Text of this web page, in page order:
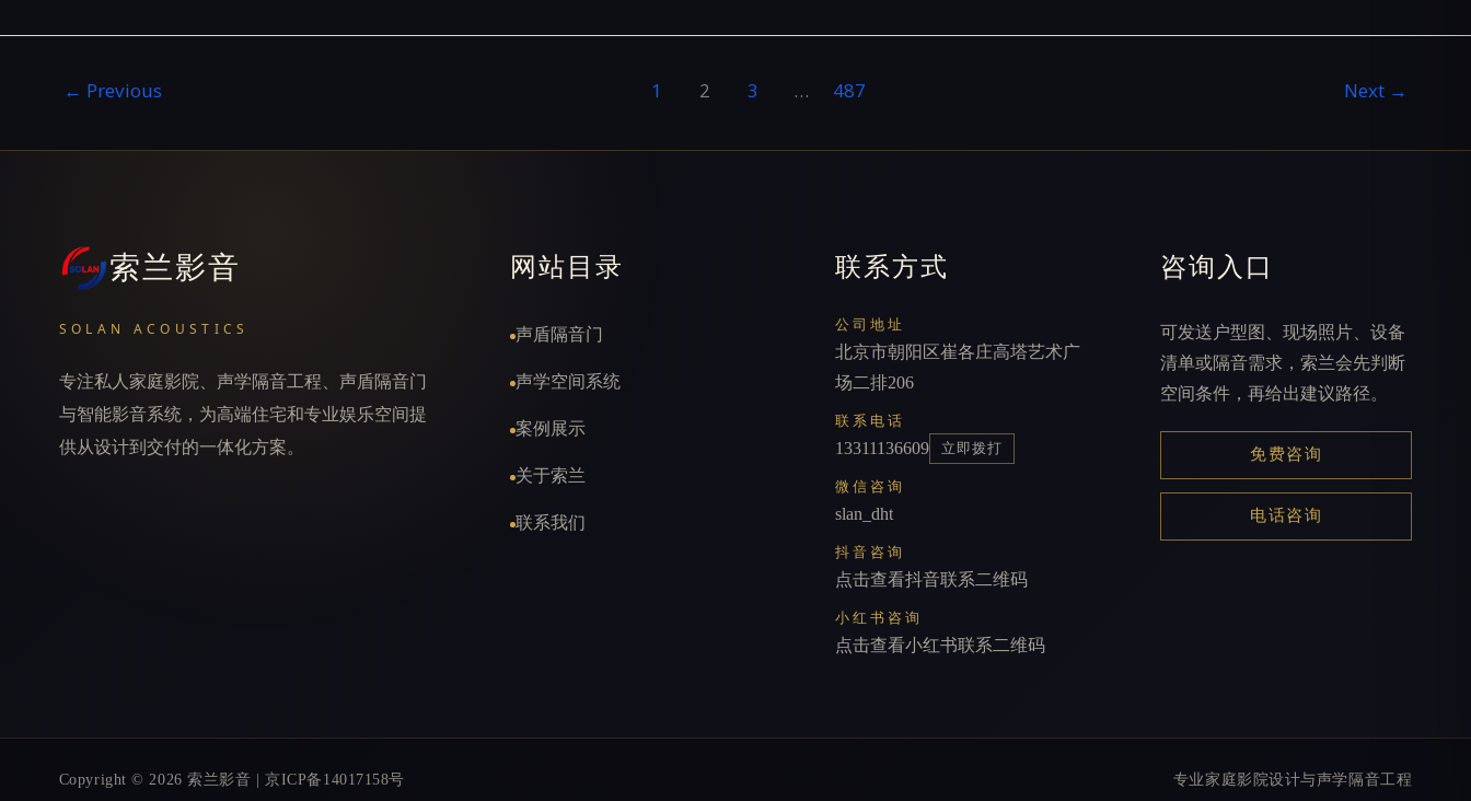
HT4550
源
← Previous 1 2 3 … 487 Next →
索兰影音
SOLAN ACOUSTICS
专注私人家庭影院、声学隔音工程、声盾隔音门
与智能影音系统，为高端住宅和专业娱乐空间提
供从设计到交付的一体化方案。
网站目录
声盾隔音门
声学空间系统
案例展示
关于索兰
联系我们
联系方式
公司地址
北京市朝阳区崔各庄高塔艺术广
场二排206
联系电话
13311136609 立即拨打
微信咨询
slan_dht
抖音咨询
点击查看抖音联系二维码
小红书咨询
点击查看小红书联系二维码
咨询入口
可发送户型图、现场照片、设备
清单或隔音需求，索兰会先判断
空间条件，再给出建议路径。
免费咨询
电话咨询
Copyright © 2026 索兰影音 | 京ICP备14017158号 专业家庭影院设计与声学隔音工程